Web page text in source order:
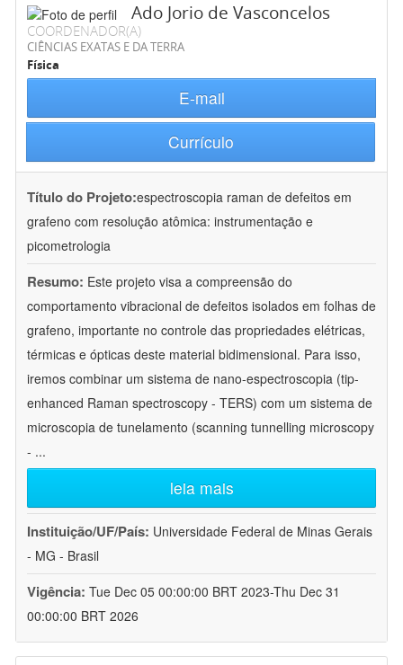
Ado Jorio de Vasconcelos
COORDENADOR(A)
CIÊNCIAS EXATAS E DA TERRA
Física
E-mail
Currículo
Título do Projeto:espectroscopia raman de defeitos em
grafeno com resolução atômica: instrumentação e
picometrologia
Resumo: Este projeto visa a compreensão do
comportamento vibracional de defeitos isolados em folhas de
grafeno, importante no controle das propriedades elétricas,
térmicas e ópticas deste material bidimensional. Para isso,
iremos combinar um sistema de nano-espectroscopia (tip-
enhanced Raman spectroscopy - TERS) com um sistema de
microscopia de tunelamento (scanning tunnelling microscopy
- ...
leia mais
Instituição/UF/País: Universidade Federal de Minas Gerais
- MG - Brasil
Vigência: Tue Dec 05 00:00:00 BRT 2023-Thu Dec 31
00:00:00 BRT 2026